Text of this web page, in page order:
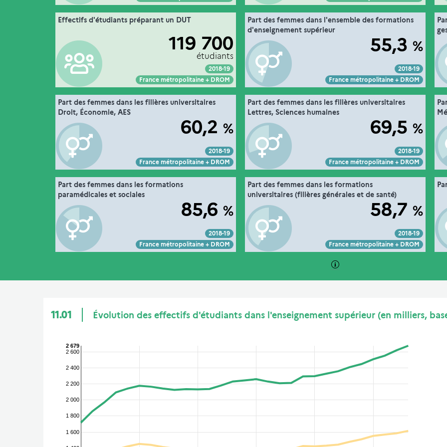
Effectifs d'étudiants préparant un DUT
119 700
étudiants
2018-19
France métropolitaine + DROM
Voir :
Intégrer :
Partager :
Extrait de la fiche "
11. les étudiants en formation dans
Couverture :
dans les universités
Source :
MESRE-DGESIP/DGRI-SIES
Part des femmes dans l'ensemble des formations
d'enseignement supérieur
55,3 %
2018-19
France métropolitaine + DROM
Voir :
Intégrer :
Partager :
Extrait de la fiche "
11. les étudiants en formation dans
Source :
MESRE-DGESIP/DGRI-SIES
Part des femmes dans les filières universitaires
Droit, Économie, AES
60,2 %
2018-19
France métropolitaine + DROM
Voir :
Intégrer :
Partager :
Extrait de la fiche "
11. les étudiants en formation dans
Source :
MESRE-DGESIP/DGRI-SIES
Part des femmes dans les filières universitaires
Lettres, Sciences humaines
69,5 %
2018-19
France métropolitaine + DROM
Voir :
Intégrer :
Partager :
Extrait de la fiche "
11. les étudiants en formation dans
Source :
MESRE-DGESIP/DGRI-SIES
Part des femmes dans les formations
paramédicales et sociales
85,6 %
2018-19
France métropolitaine + DROM
Voir :
Intégrer :
Partager :
Extrait de la fiche "
11. les étudiants en formation dans
Source :
MESRE-DGESIP/DGRI-SIES
Part des femmes dans les formations
universitaires (filières générales et de santé)
58,7 %
2018-19
France métropolitaine + DROM
Voir :
Intégrer :
Partager :
Extrait de la fiche "
11. les étudiants en formation dans
l’enseignement supérieur
".
Source :
MESRE-DGESIP/DGRI-SIES
11.01 Évolution des effectifs d'étudiants dans l'enseignement supérieur (en milliers,
1 600
1 800
2 000
2 200
2 400
2 600
2 679